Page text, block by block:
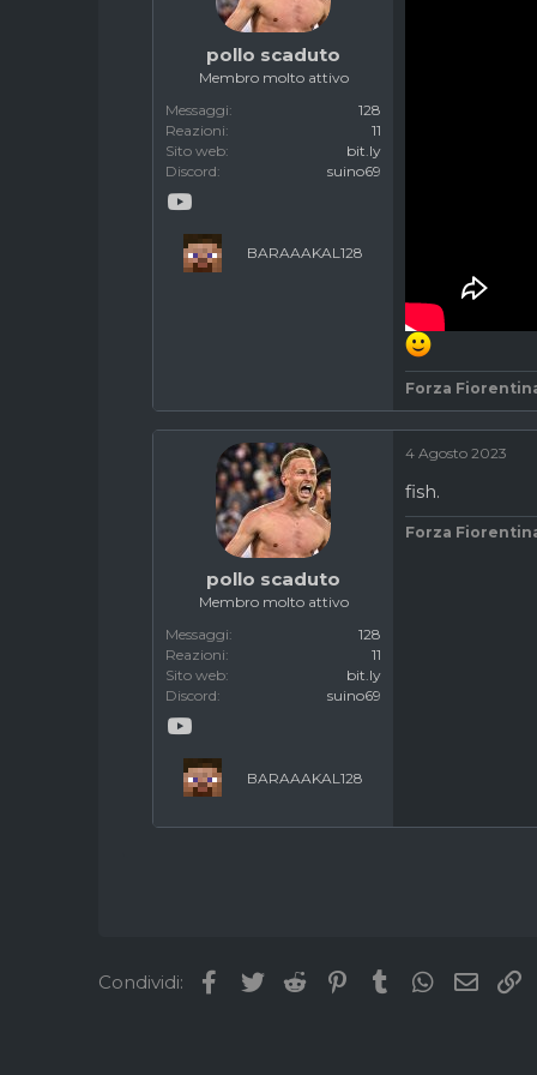
z
o
pollo scaduto
Membro molto attivo
Messaggi
128
Reazioni
11
Sito web
bit.ly
Discord
suino69
BARAAAKAL128
Forza
pollo scaduto
Membro molto attivo
Messaggi
128
Reazioni
11
Sito web
bit.ly
Discord
suino69
BARAAAKAL128
4 Agosto 2023
fish.
Forza
Condividi: Facebook
TwitterReddit PinterestTumblrWhatsApp
Email